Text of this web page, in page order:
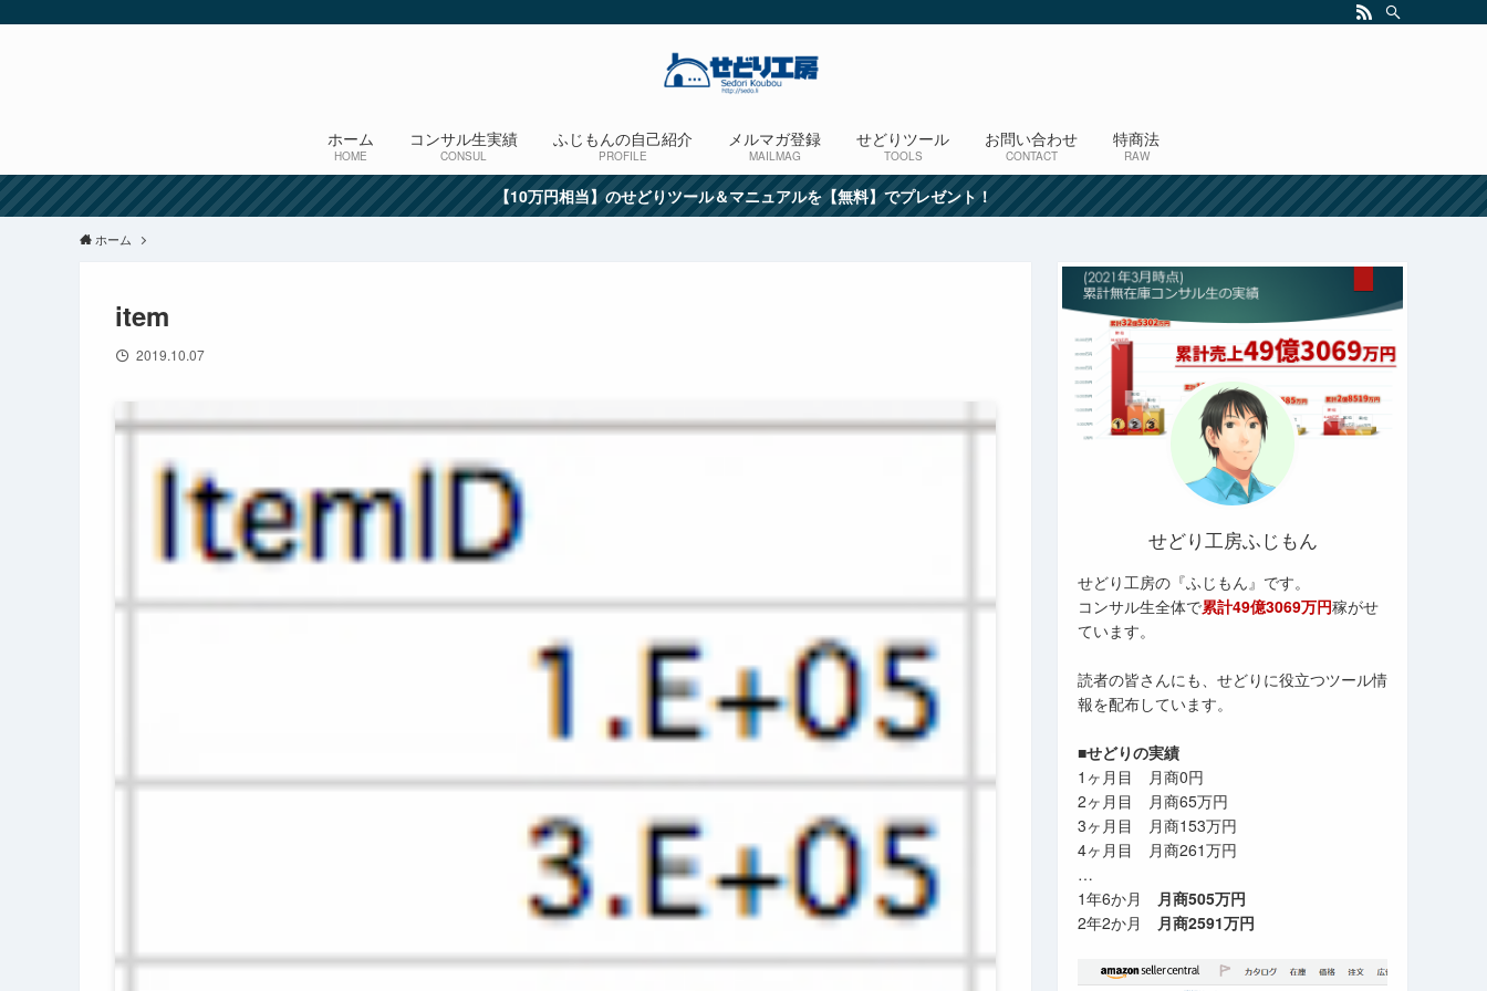
ホーム
HOME
コンサル生実績
CONSUL
ふじもんの自己紹介
PROFILE
メルマガ登録
MAILMAG
せどりツール
TOOLS
お問い合わせ
CONTACT
特商法
RAW
【10万円相当】のせどりツール＆マニュアルを【無料】でプレゼント！
ホーム
item
2019.10.07
せどり工房ふじもん
せどり工房の『ふじもん』です。
コンサル生全体で累計49億3069万円稼がせ
ています。
読者の皆さんにも、せどりに役立つツール情
報を配布しています。
■せどりの実績
1ヶ月目 月商0円
2ヶ月目 月商65万円
3ヶ月目 月商153万円
4ヶ月目 月商261万円
…
1年6か月 月商505万円
2年2か月 月商2591万円